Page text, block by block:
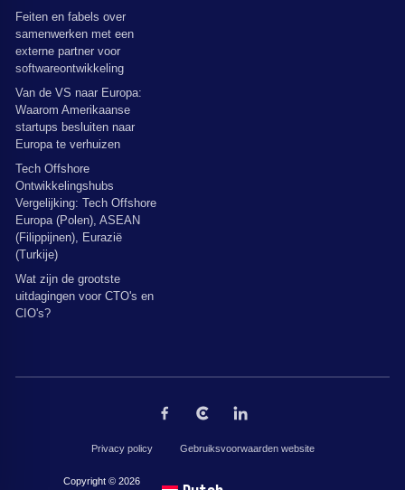
Feiten en fabels over
samenwerken met een
externe partner voor
softwareontwikkeling
Van de VS naar Europa:
Waarom Amerikaanse
startups besluiten naar
Europa te verhuizen
Tech Offshore
Ontwikkelingshubs
Vergelijking: Tech Offshore
Europa (Polen), ASEAN
(Filippijnen), Eurazië
(Turkije)
Wat zijn de grootste
uitdagingen voor CTO's en
CIO's?
Privacy policy Gebruiksvoorwaarden website
Copyright © 2026 door The Codest. Alle rechten voorbehouden.